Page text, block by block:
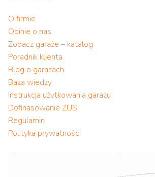
O firmie
Opinie o nas
Zobacz garaże – katalog
Poradnik klienta
Blog o garażach
Baza wiedzy
Instrukcja użytkowania garażu
Dofinasowanie ZUS
Regulamin
Polityka prywatności